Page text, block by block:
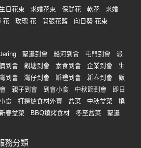
日花束 求婚花束 保鮮花 乾花
求婚
花 玫瑰 花 開張花籃 向日葵 花束
聖誕到會 船河到會 屯門到會
派
到會 觀塘到會 素食到會 企業到會
生
到會 灣仔到會 婚禮到會 新春到會
飯
親子到會 到會小食 中秋節到會
即日
食 打邊爐食材外賣 盆菜 中秋盆菜
燒
春盆菜 BBQ燒烤食材 冬至盆菜
聖誕
務分類